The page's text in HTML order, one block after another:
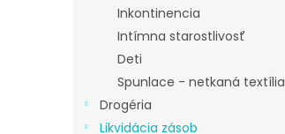
Inkontinencia
Intímna starostlivosť
Deti
Spunlace - netkaná textília
Drogéria
Likvidácia zásob